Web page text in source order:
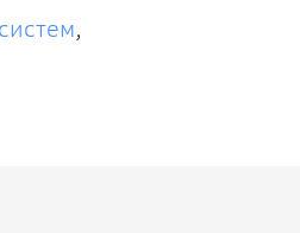
,